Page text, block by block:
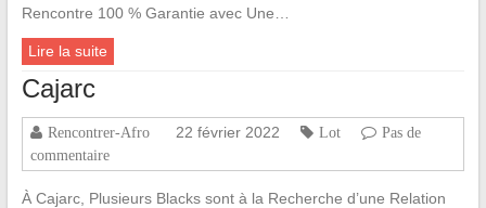
Rencontre 100 % Garantie avec Une…
Lire la suite
Cajarc
Rencontrer-Afro 22 février 2022 Lot
Pas de
commentaire
À Cajarc, Plusieurs Blacks sont à la Recherche d’une Relation